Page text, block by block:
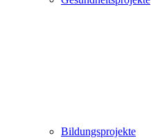
Bildungsprojekte